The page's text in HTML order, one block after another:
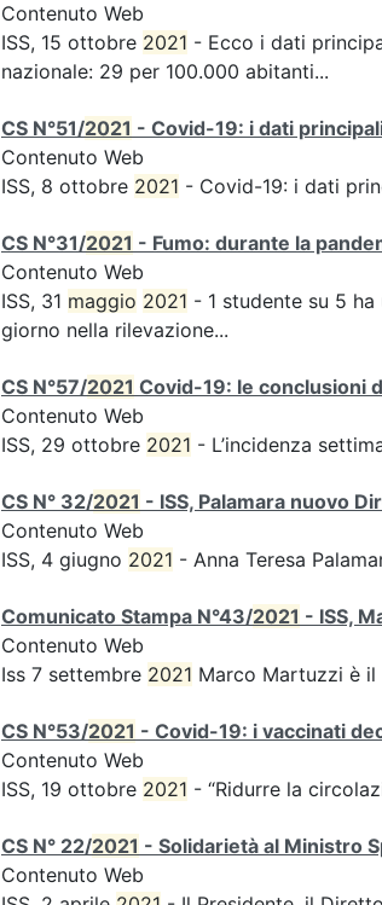
Contenuto Web
ISS, 15 ottobre 2021 - Ecco i dati
nazionale: 29 per 100.000 abitanti...
CS N°51/2021 - Covid-19: i dati
Contenuto Web
ISS, 8 ottobre 2021 - Covid-19: i dati
CS N°31/2021 - Fumo: durante la
Contenuto Web
ISS, 31 maggio 2021 - 1 studente su 5
giorno nella rilevazione...
CS N°57/2021 Covid-19: le conclusioni
Contenuto Web
ISS, 29 ottobre 2021 - L’incidenza
CS N° 32/2021 - ISS, Palamara nuovo
Contenuto Web
ISS, 4 giugno 2021 - Anna Teresa
Comunicato Stampa N°43/2021 - ISS,
Contenuto Web
Iss 7 settembre 2021 Marco Martuzzi è
CS N°53/2021 - Covid-19: i vaccinati
Contenuto Web
ISS, 19 ottobre 2021 - “Ridurre la
CS N° 22/2021 - Solidarietà al Ministro
Contenuto Web